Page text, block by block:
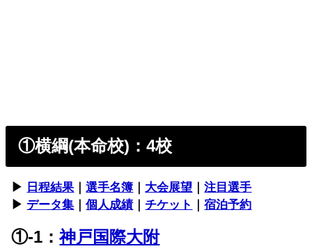
①横綱(本命校)：4校
▶︎ 日程結果 ｜選手名簿 大会展望 ｜注目選手
▶︎ データ集 ｜個人成績｜チケット ｜宿泊予約
①-1：神戸国際大附